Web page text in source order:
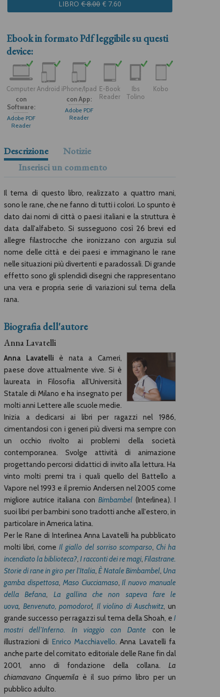
LIBRO € 8.00 € 7.60
Ebook in formatoPdfleggibile su questi
device:
Computer
con
Software:
Adobe PDF
Reader
Android iPhone/Ipad
con App:
Adobe PDF
Reader
E-Book
Reader
Ibs
Tolino
Kobo
Descrizione
Notizie
Inserisci un commento
Il tema di questo libro, realizzato a quattro mani,
sono le rane, che ne fanno di tutti i colori. Lo spunto è
dato dai nomi di città o paesi italiani e la struttura è
data dall'alfabeto. Si susseguono così 26 brevi ed
allegre filastrocche che ironizzano con arguzia sul
nome delle città e dei paesi e immaginano le rane
nelle situazioni più divertenti e paradossali. Di grande
effetto sono gli splendidi disegni che rappresentano
una vera e propria serie di variazioni sul tema della
rana.
Biografia dell'autore
Anna Lavatelli
Anna Lavatelli è nata a Cameri,
paese dove attualmente vive. Si è
laureata in Filosofia all’Università
Statale di Milano e ha insegnato per
molti anni Lettere alle scuole medie.
Inizia a dedicarsi ai libri per ragazzi nel 1986,
cimentandosi con i generi più diversi ma sempre con
un occhio rivolto ai problemi della società
contemporanea. Svolge attività di animazione
progettando percorsi didattici di invito alla lettura. Ha
vinto molti premi tra i quali quello del Battello a
Vapore nel 1993 e il premio Andersen nel 2005 come
migliore autrice italiana con Bimbambel (Interlinea). I
suoi libri per bambini sono tradotti anche all'estero, in
particolare in America latina.
Per le Rane di Interlinea Anna Lavatelli ha pubblicato
molti libri, comeIl giallo del sorriso scomparso, Chi ha
incendiato la biblioteca?, I racconti dei re magi, Filastrane.
Storie di rane in giro per l'Italia, È Natale Bimbambel, Una
gamba dispettosa, Maso Ciucciamaso,Il nuovo manuale
della Befana, La gallina che non sapeva fare le
uova, Benvenuto, pomodoro!, Il violino di Auschwitz, un
grande successo per ragazzi sul tema della Shoah, e I
mostri dell’Inferno. In viaggio con Dante con le
illustrazioni di Enrico Macchiavello. Anna Lavatelli fa
anche parte del comitato editoriale delle Rane fin dal
2001, anno di fondazione della collana. La
chiamavano Cinquemilaè il suo primo libro per un
pubblico adulto.